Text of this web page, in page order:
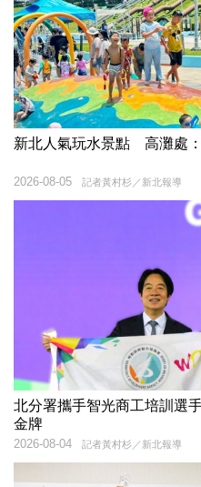
新北人氣玩水景點 高灘處
記者黃村杉／新北報導
2026-08-05
北分署攜手智光商工培訓選
金牌
記者黃村杉／新北報導
2026-08-04